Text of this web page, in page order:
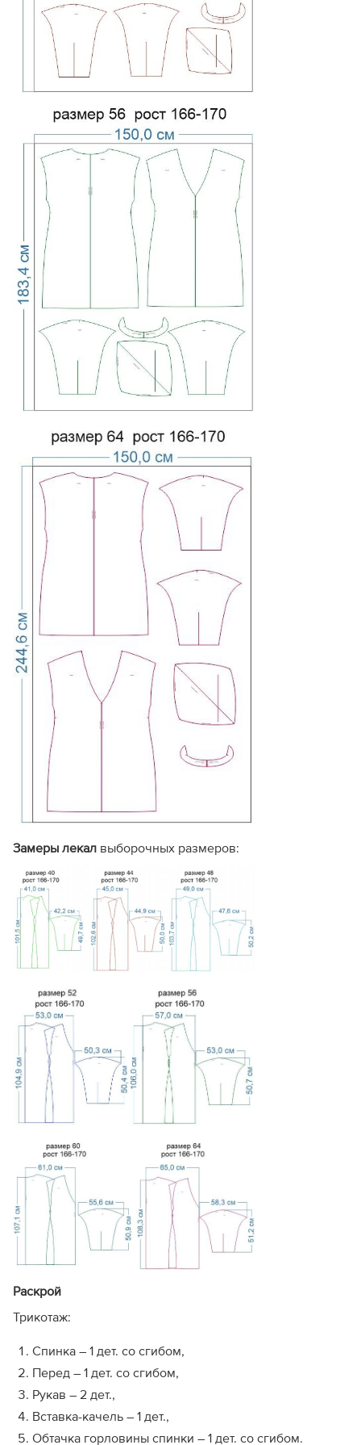
схемам.
Опыт других
Большое количество
отзывов
Кому подойдет, а кому нерекомендуется серия
«Эконом»?
Рекомендуется:
Опытным мастерам
, которые хорошо знают
технологию пошива, умеют самостоятельно
моделировать внутренние детали (обтачки,
подкладку), рассчитывать припуски
корректировать изделие по длине
Желающим сэкономить
, кто ценит очень низкую
цену, готов ориентироваться на отзывы прошлых
лет и собирать лекала по крестикам-меткам без
обрезки полей.
Не рекомендуется:
Новичкам в шитье, которым необходимы
пошаговые подсказки, подробные таблицы
прибавок и готовые детали обработки.
Тем, кому важен визуал
, так как у этих моделей нет
фотографий отшитого образца, а технологию и
посадку придется оценивать по базовой
конструкции.
Замеры лекал выборочных размеров:
Раскрой
Трикотаж:
Спинка – 1 дет. со сгибом,
Перед – 1 дет. со сгибом,
Рукав – 2 дет.,
Вставка-качель – 1 дет.,
Обтачка горловины спинки – 1 дет. со сгибом.